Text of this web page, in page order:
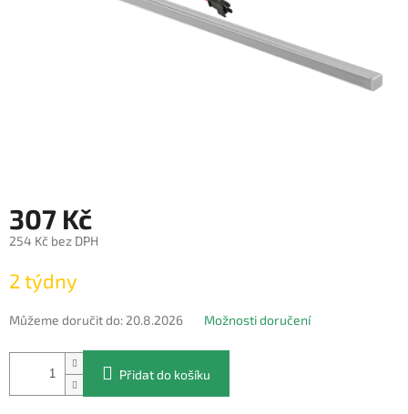
307 Kč
254 Kč bez DPH
cena:
2 týdny
Můžeme doručit do:20.8.2026 Možnosti doručení
Přidat do košíku